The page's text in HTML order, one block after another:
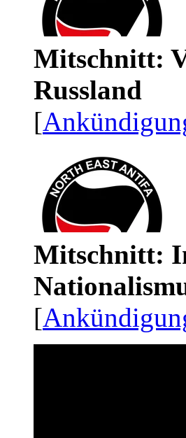
Mitschnitt:
Russland
[
Mitschnitt:
[